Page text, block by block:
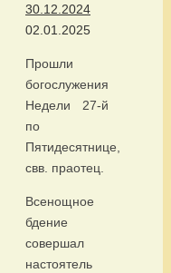
30.12.2024
02.01.2025
Прошли
богослужения
Недели 27-й
по
Пятидесятнице,
свв. праотец.
Всенощное
бдение
совершал
настоятель